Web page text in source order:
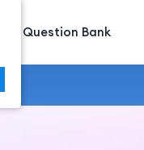
Question Bank